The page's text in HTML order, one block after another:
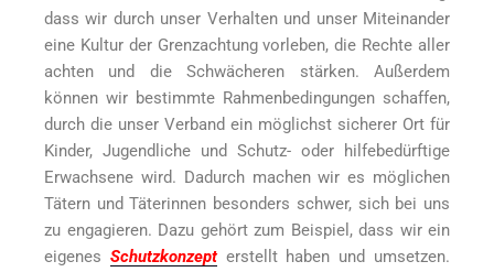
dass wir durch unser Verhalten und unser Miteinander
eine Kultur der Grenzachtung vorleben, die Rechte aller
achten und die Schwächeren stärken. Außerdem
können wir bestimmte Rahmenbedingungen schaffen,
durch die unser Verband ein möglichst sicherer Ort für
Kinder, Jugendliche und Schutz- oder hilfebedürftige
Erwachsene wird. Dadurch machen wir es möglichen
Tätern und Täterinnen besonders schwer, sich bei uns
zu engagieren. Dazu gehört zum Beispiel, dass wir ein
eigenes Schutzkonzepterstellt haben und umsetzen.